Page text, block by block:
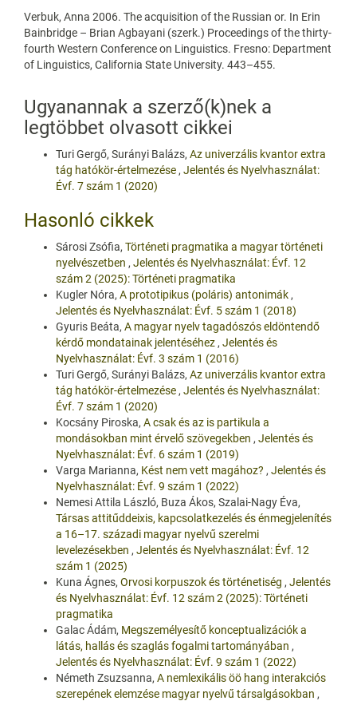
Verbuk, Anna 2006. The acquisition of the Russian or. In Erin
Bainbridge – Brian Agbayani (szerk.) Proceedings of the thirty-
fourth Western Conference on Linguistics. Fresno: Department
of Linguistics, California State University. 443–455.
Ugyanannak a szerző(k)nek a
legtöbbet olvasott cikkei
Turi Gergő, Surányi Balázs, Az univerzális kvantor extra
tág hatókör-értelmezése , Jelentés és Nyelvhasználat:
Évf. 7 szám 1 (2020)
Hasonló cikkek
Sárosi Zsófia, Történeti pragmatika a magyar történeti
nyelvészetben , Jelentés és Nyelvhasználat: Évf. 12
szám 2 (2025): Történeti pragmatika
Kugler Nóra, A prototipikus (poláris) antonimák ,
Jelentés és Nyelvhasználat: Évf. 5 szám 1 (2018)
Gyuris Beáta, A magyar nyelv tagadószós eldöntendő
kérdő mondatainak jelentéséhez , Jelentés és
Nyelvhasználat: Évf. 3 szám 1 (2016)
Turi Gergő, Surányi Balázs, Az univerzális kvantor extra
tág hatókör-értelmezése , Jelentés és Nyelvhasználat:
Évf. 7 szám 1 (2020)
Kocsány Piroska, A csak és az is partikula a
mondásokban mint érvelő szövegekben , Jelentés és
Nyelvhasználat: Évf. 6 szám 1 (2019)
Varga Marianna, Kést nem vett magához? , Jelentés és
Nyelvhasználat: Évf. 9 szám 1 (2022)
Nemesi Attila László, Buza Ákos, Szalai-Nagy Éva,
Társas attitűddeixis, kapcsolatkezelés és énmegjelenítés
a 16–17. századi magyar nyelvű szerelmi
levelezésekben , Jelentés és Nyelvhasználat: Évf. 12
szám 1 (2025)
Kuna Ágnes, Orvosi korpuszok és történetiség , Jelentés
és Nyelvhasználat: Évf. 12 szám 2 (2025): Történeti
pragmatika
Galac Ádám, Megszemélyesítő konceptualizációk a
látás, hallás és szaglás fogalmi tartományában ,
Jelentés és Nyelvhasználat: Évf. 9 szám 1 (2022)
Németh Zsuzsanna, A nemlexikális öö hang interakciós
szerepének elemzése magyar nyelvű társalgásokban ,